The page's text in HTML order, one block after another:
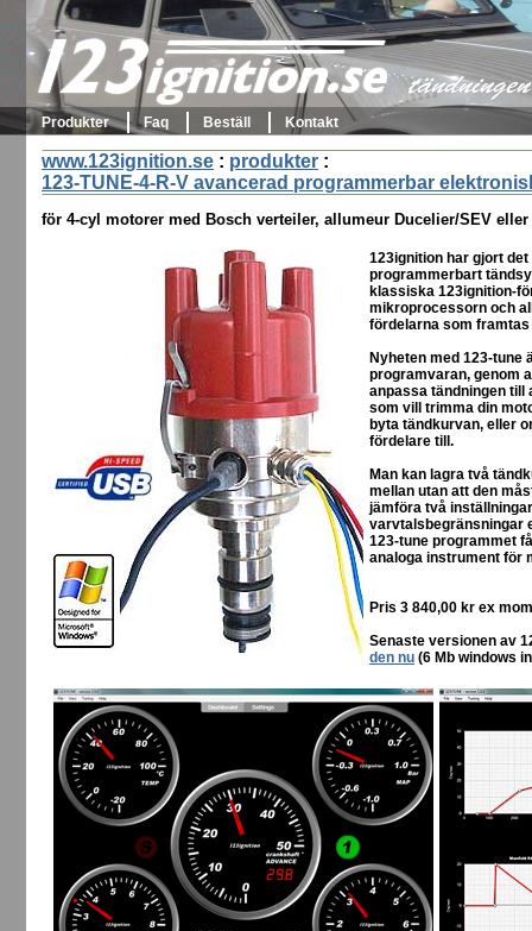
123ignition.se
Produkter Faq Beställ Kontakt
www.123ignition.se : produkter :
123-TUNE-4-R-V avancerad programmerbar
för 4-cyl motorer med Bosch verteiler, allumeur Ducelier/SEV
123ignition har gjort
programmerbart
klassiska 123ignition-
mikroprocessorn och
fördelarna som
Nyheten med 123-tune
programvaran, genom
anpassa tändningen till
som vill trimma din
byta tändkurvan, eller
fördelare till.
Man kan lagra två
mellan utan att den
jämföra två
varvtalsbegränsningar
123-tune programmet
analoga instrument för
Pris 3 840,00 kr ex
Senaste versionen av
den nu (6 Mb windows